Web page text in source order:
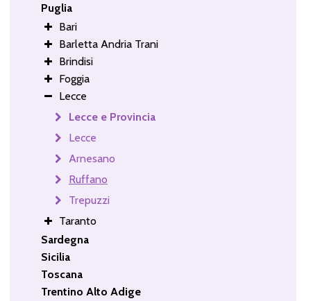
Puglia
Bari
Barletta Andria Trani
Brindisi
Foggia
Lecce
Lecce e Provincia
Lecce
Arnesano
Ruffano
Trepuzzi
Taranto
Sardegna
Sicilia
Toscana
Trentino Alto Adige